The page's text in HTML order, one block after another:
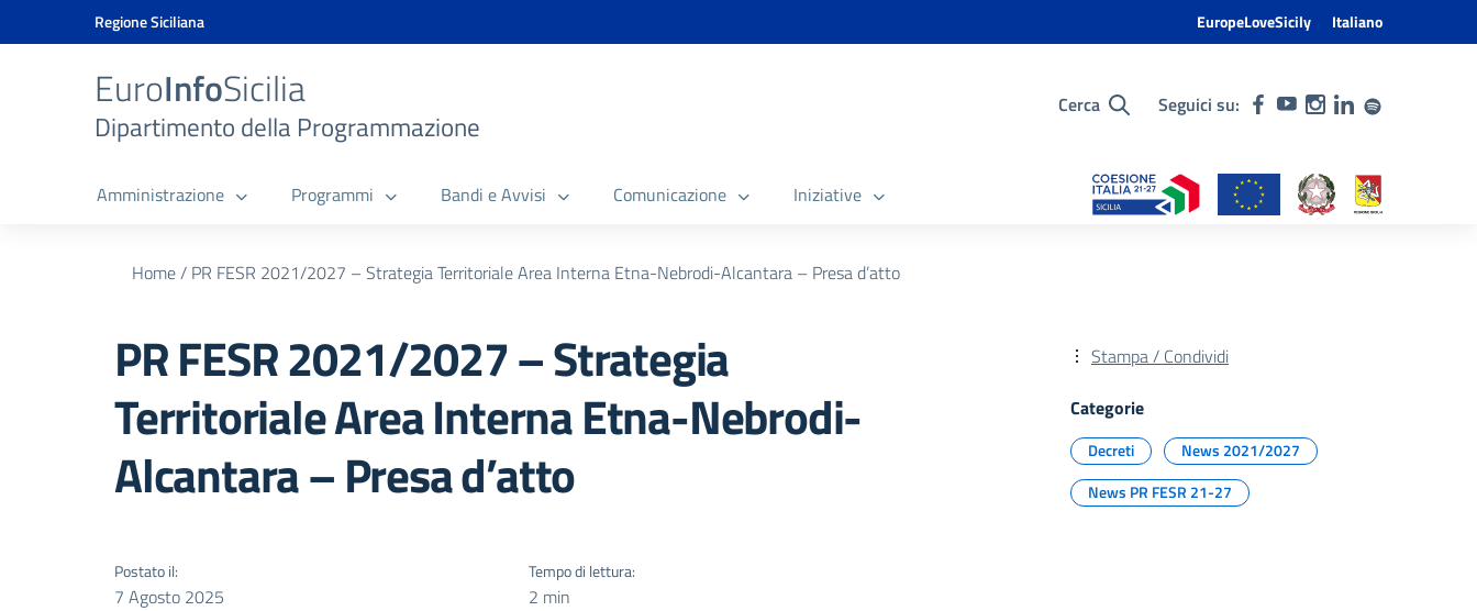
Vai ai contenuti
Vai al menu di navigazione
Vai al banner delle Cookie Policy
Regione Siciliana EuropeLoveSicily Italiano
EuroInfoSicilia
Dipartimento della Programmazione
Cerca Seguici su:
Amministrazione Programmi Bandi e Avvisi Comunicazione Iniziative
Home/ PR FESR 2021/2027 – Strategia Territoriale Area Interna Etna-Nebrodi-Alcantara – Presa d’atto
PR FESR 2021/2027 – Strategia
Territoriale Area Interna Etna-Nebrodi-
Alcantara – Presa d’atto
Postato il:
7 Agosto 2025
Tempo di lettura:
2 min
Stampa / Condividi
Categorie
Decreti
News 2021/2027
News PR FESR 21-27